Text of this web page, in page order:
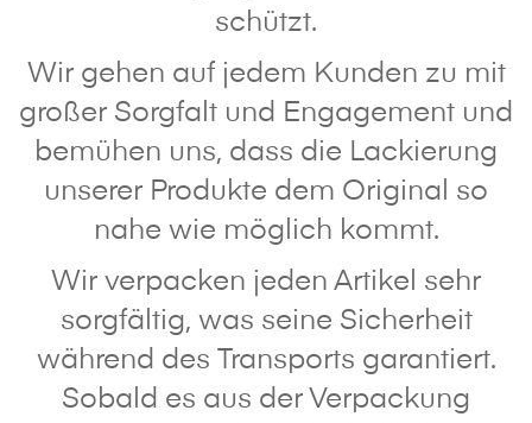
schützt.
Wir gehen auf jedem Kunden zu mit
großer Sorgfalt und Engagement und
bemühen uns, dass die Lackierung
unserer Produkte dem Original so
nahe wie möglich kommt.
Wir verpacken jeden Artikel sehr
sorgfältig, was seine Sicherheit
während des Transports garantiert.
Sobald es aus der Verpackung